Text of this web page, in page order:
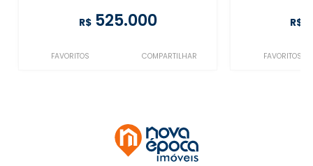
R$ 525.000
FAVORITOS COMPARTILHAR
R$
FAVORITOS